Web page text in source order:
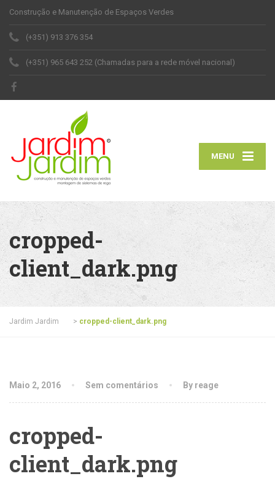
Construção e Manutenção de Espaços Verdes
(+351) 913 376 354
(+351) 965 643 252 (Chamadas para a rede móvel nacional)
MENU
cropped-
client_dark.png
Jardim Jardim > cropped-client_dark.png
Maio 2, 2016 Sem comentários By reage
cropped-
client_dark.png